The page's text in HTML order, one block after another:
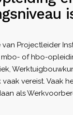
Projectleider
of hbo-
vereist. Vaak
als